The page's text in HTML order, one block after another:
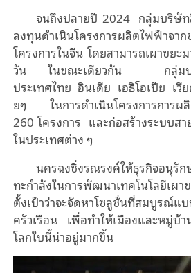
จนถึงปลายปี 2024 กลุ่มบริษัท
ลงทุนดำเนินโครงการผลิตไฟฟ้
โครงการในจีน โดยสามารถเผาขย
วัน ในขณะเดียวกัน กลุ่มบริษั
ประเทศไทย อินเดีย เอธิโอเปีย เ
ยๆ ในการดำเนินโครงการการผลิ
260 โครงการ และก่อสร้างระบบสา
ในประเทศต่าง ๆ
นครฉงชิ่งรณรงค์ให้ธุรกิจอนุรั
ทะกำลังในการพัฒนาเทคโนโลยีเผ
ตั้งเป้าว่าจะจัดหาโซลูชั่นที่สมบูรณ์แ
ครัวเรือน เพื่อทําให้เมืองและหมู่บ้
โลกใบนี้น่าอยู่มากขึ้น